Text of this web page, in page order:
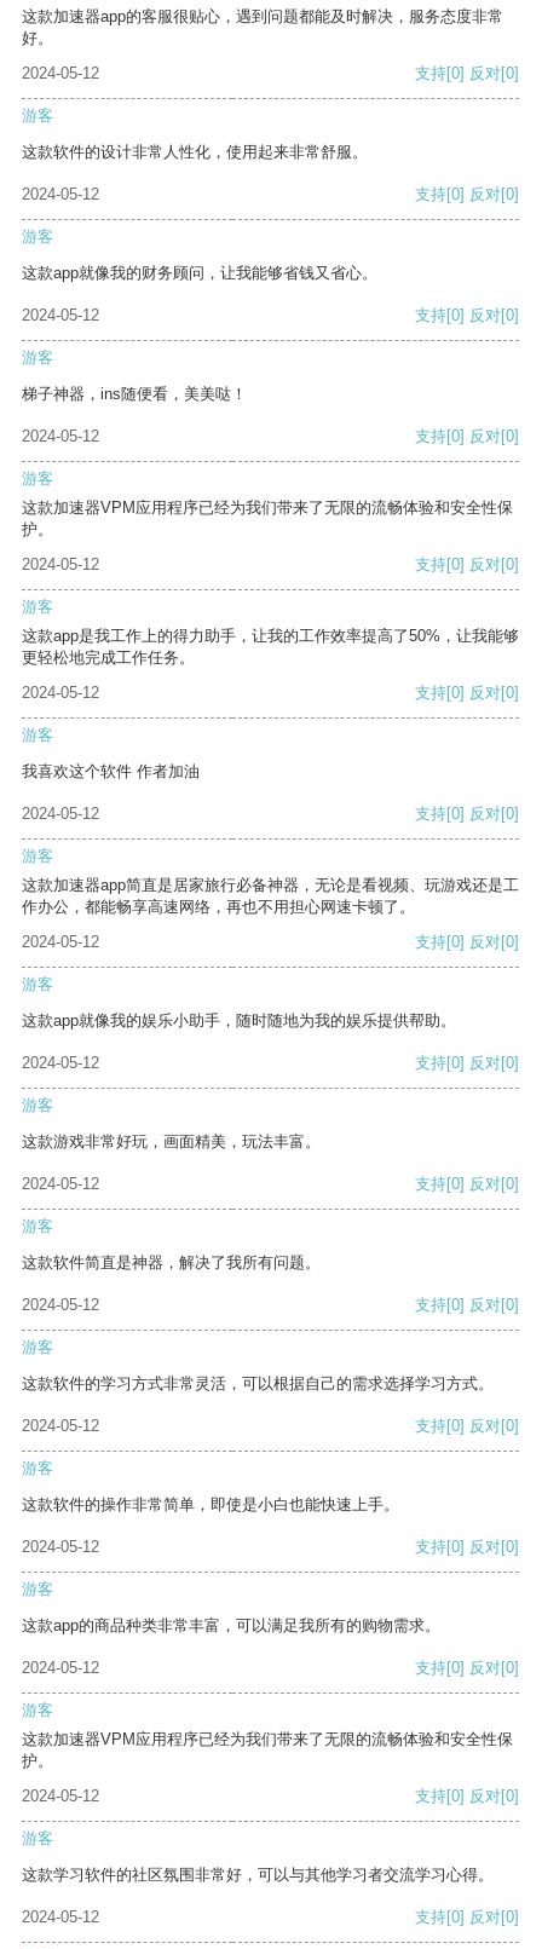
这款加速器app的客服很贴心，遇到问题都能及时解决，服务态度非常
好。
2024-05-12
支持[0] 反对[0]
游客
这款软件的设计非常人性化，使用起来非常舒服。
2024-05-12 支持[0] 反对[0]
游客
这款app就像我的财务顾问，让我能够省钱又省心。
2024-05-12 支持[0] 反对[0]
游客
梯子神器，ins随便看，美美哒！
2024-05-12 支持[0] 反对[0]
游客
这款加速器VPM应用程序已经为我们带来了无限的流畅体验和安全性保
护。
2024-05-12
支持[0] 反对[0]
游客
这款app是我工作上的得力助手，让我的工作效率提高了50%，让我能够
更轻松地完成工作任务。
2024-05-12
支持[0] 反对[0]
游客
我喜欢这个软件 作者加油
2024-05-12 支持[0] 反对[0]
游客
这款加速器app简直是居家旅行必备神器，无论是看视频、玩游戏还是工
作办公，都能畅享高速网络，再也不用担心网速卡顿了。
2024-05-12
支持[0] 反对[0]
游客
这款app就像我的娱乐小助手，随时随地为我的娱乐提供帮助。
2024-05-12 支持[0] 反对[0]
游客
这款游戏非常好玩，画面精美，玩法丰富。
2024-05-12 支持[0] 反对[0]
游客
这款软件简直是神器，解决了我所有问题。
2024-05-12 支持[0] 反对[0]
游客
这款软件的学习方式非常灵活，可以根据自己的需求选择学习方式。
2024-05-12 支持[0] 反对[0]
游客
这款软件的操作非常简单，即使是小白也能快速上手。
2024-05-12 支持[0] 反对[0]
游客
这款app的商品种类非常丰富，可以满足我所有的购物需求。
2024-05-12 支持[0] 反对[0]
游客
这款加速器VPM应用程序已经为我们带来了无限的流畅体验和安全性保
护。
2024-05-12
支持[0] 反对[0]
游客
这款学习软件的社区氛围非常好，可以与其他学习者交流学习心得。
2024-05-12 支持[0] 反对[0]